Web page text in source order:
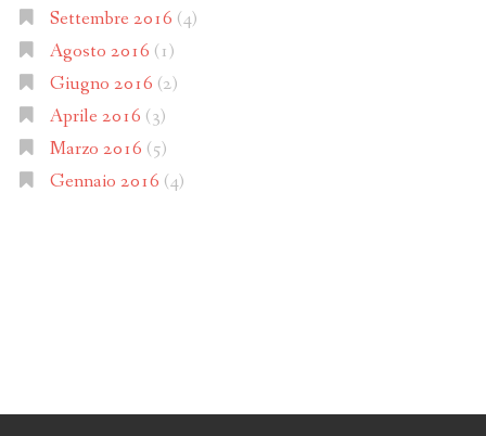
Settembre 2016 (4)
Agosto 2016 (1)
Giugno 2016 (2)
Aprile 2016 (3)
Marzo 2016 (5)
Gennaio 2016 (4)